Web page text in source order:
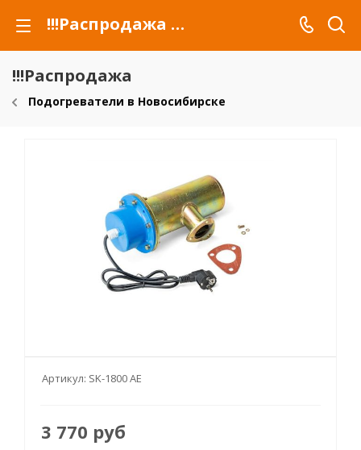
!!!Распродажа для автомобилей российских марок и сельхозтехники
!!!Распродажа
Подогреватели в Новосибирске
Артикул: SK-1800 AE
3 770 руб